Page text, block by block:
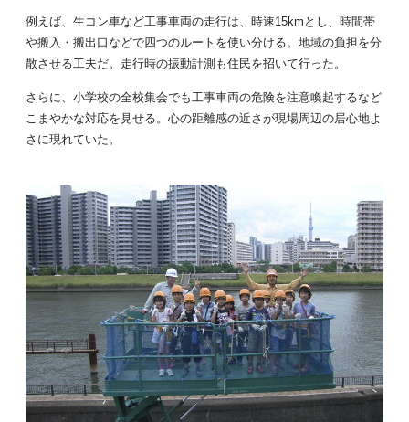
例えば、生コン車など工事車両の走行は、時速15kmとし、時間帯
や搬入・搬出口などで四つのルートを使い分ける。地域の負担を分
散させる工夫だ。走行時の振動計測も住民を招いて行った。
さらに、小学校の全校集会でも工事車両の危険を注意喚起するなど
こまやかな対応を見せる。心の距離感の近さが現場周辺の居心地よ
さに現れていた。